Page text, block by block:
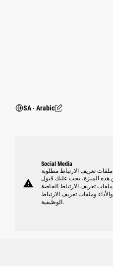
SA ‧ Arabic
warning
Social Media
ملفات تعريف الارتباط مطلوبة
هذه الميزة، يجب عليك قبول
تعريف الارتباط الخاصة
وملفات تعريف الارتباط
الوظيفية.